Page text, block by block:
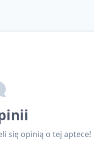
się opinią o tej aptece!